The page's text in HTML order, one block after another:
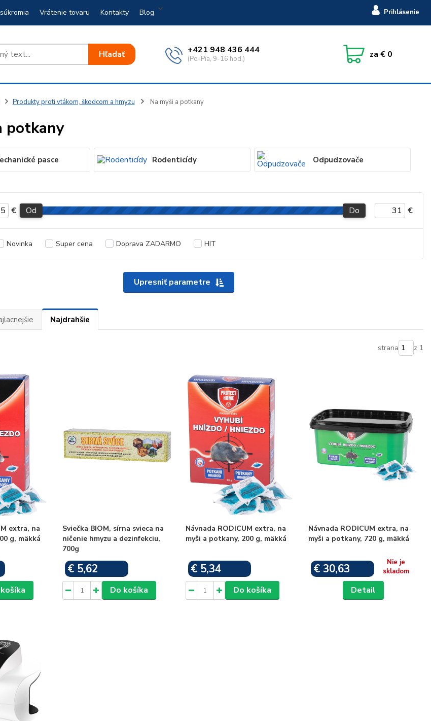
Vrátenie tovaru Kontakty Blog Prihlásenie
Hľadať +421 948 436 444
(Po-Pia, 9-16 hod.) za € 0
Produkty proti vtákom, škodcom a hmyzu Na myši a potkany
potkany
pasce Rodenticídy Odpudzovače
Upresniť parametre
€ Od Do €
Novinka Super cena Doprava ZADARMO HIT
Najdrahšie
strana z 1
extra, na
g, mäkká
Sviečka BIOM, sírna svieca na
ničenie hmyzu a dezinfekciu,
700g
€ 5,62
Do košíka
Návnada RODICUM extra, na
myši a potkany, 200 g, mäkká
€ 5,34
Do košíka
Návnada RODICUM extra, na
myši a potkany, 720 g, mäkká
€ 30,63
Nie je
skladom
Detail